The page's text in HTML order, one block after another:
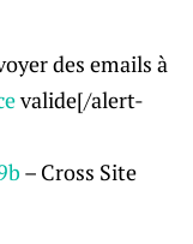
des emails à
valide[/alert-
– Cross Site